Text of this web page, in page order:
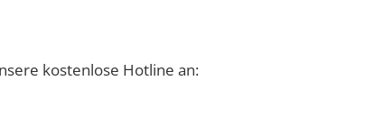
kostenlose Hotline an: